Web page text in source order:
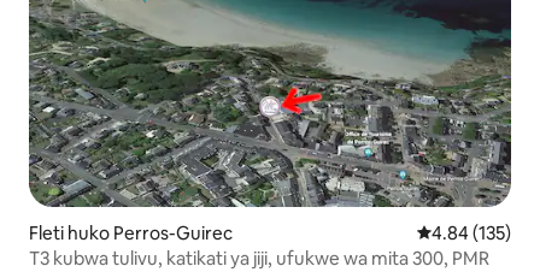
Fleti huko Perros-Guirec Ukadiriaji wa
4.84 (135)
T3 kubwa tulivu, katikati ya jiji, ufukwe wa mita 300, PMR